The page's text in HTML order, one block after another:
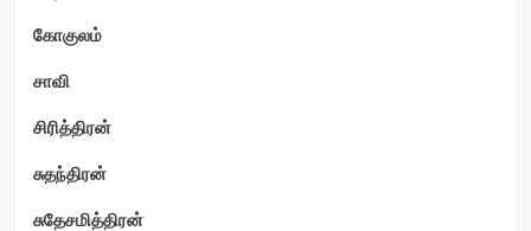
கோகுலம்
சாவி
சிரித்திரன்
சுதந்திரன்
சுதேசமித்திரன்